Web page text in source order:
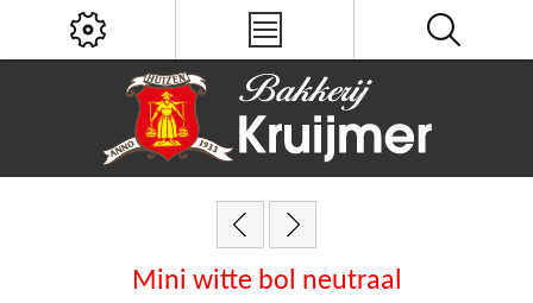
Mini witte bol neutraal